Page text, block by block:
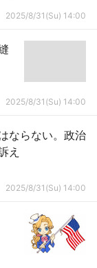
2025/8/31(Su) 14:00
2025/8/31(Su) 14:00
ならない。政治
え
2025/8/31(Su) 14:00